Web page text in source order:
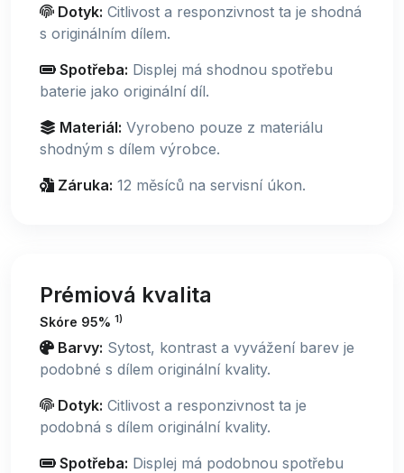
Dotyk: Citlivost a responzivnost ta je shodná
s originálním dílem.
Spotřeba: Displej má shodnou spotřebu
baterie jako originální díl.
Materiál: Vyrobeno pouze z materiálu
shodným s dílem výrobce.
Záruka: 12 měsíců na servisní úkon.
Prémiová kvalita
Skóre 95% 1)
Barvy: Sytost, kontrast a vyvážení barev je
podobné s dílem originální kvality.
Dotyk: Citlivost a responzivnost ta je
podobná s dílem originální kvality.
Spotřeba: Displej má podobnou spotřebu